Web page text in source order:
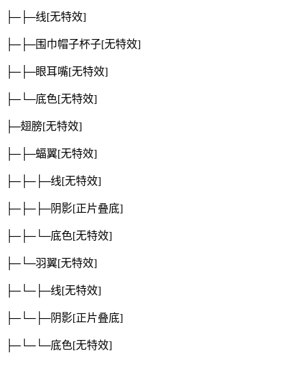
├─├─线[无特效]
├─├─围巾帽子杯子[无特效]
├─├─眼耳嘴[无特效]
├─└─底色[无特效]
├─翅膀[无特效]
├─├─蝠翼[无特效]
├─├─├─线[无特效]
├─├─├─阴影[正片叠底]
├─├─└─底色[无特效]
├─└─羽翼[无特效]
├─└─├─线[无特效]
├─└─├─阴影[正片叠底]
├─└─└─底色[无特效]